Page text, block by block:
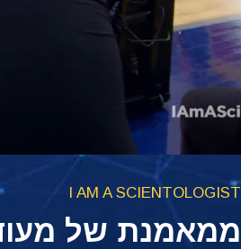
I AM A SCIENTOLOGIST
ממאמנת של